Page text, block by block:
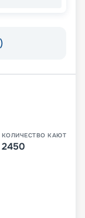
КОЛИЧЕСТВО КАЮТ
2450